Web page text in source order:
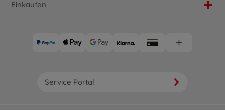
Einkaufen
Service Portal